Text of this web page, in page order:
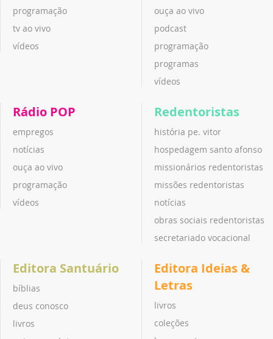
programação
tv ao vivo
vídeos
ouça ao vivo
podcast
programação
programas
vídeos
Rádio POP
empregos
notícias
ouça ao vivo
programação
vídeos
Redentoristas
história pe. vitor
hospedagem santo afonso
missionários redentoristas
missões redentoristas
notícias
obras sociais redentoristas
secretariado vocacional
Editora Santuário
bíblias
deus conosco
livros
Editora Ideias &
Letras
livros
coleções